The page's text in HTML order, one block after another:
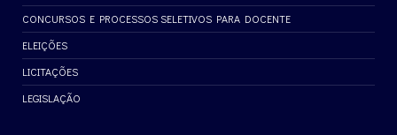
CONCURSOS E PROCESSOS SELETIVOS PARA DOCENTE
ELEIÇÕES
LICITAÇÕES
LEGISLAÇÃO